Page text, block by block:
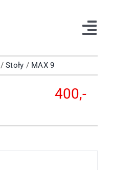
Strona Główna
Katalog
/Stoły / MAX 9
400,-